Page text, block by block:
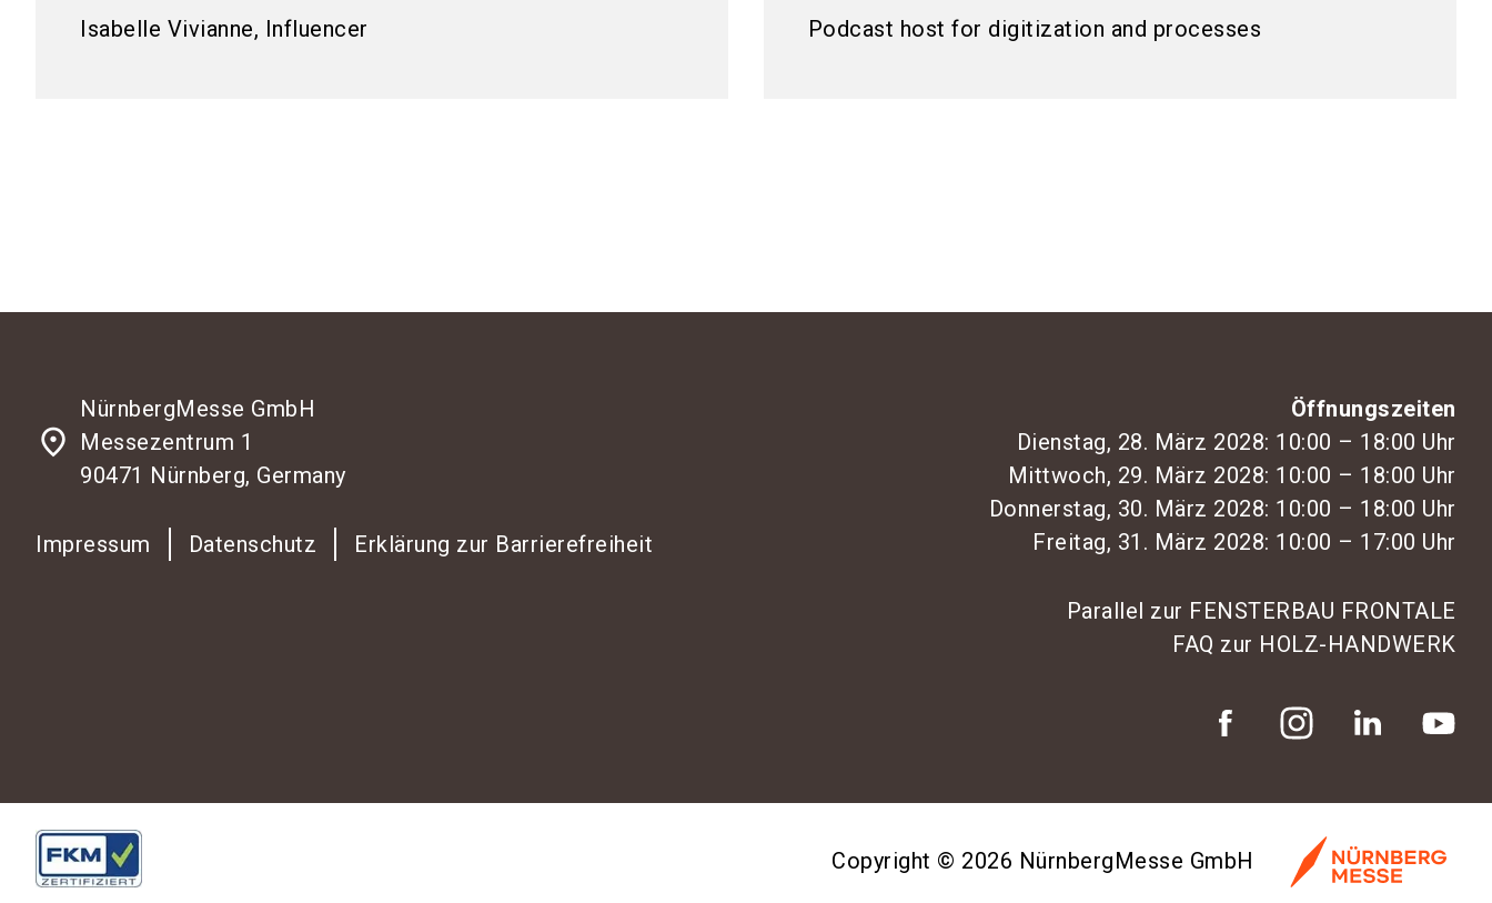
Isabelle Vivianne, Influencer Podcast host for digitization and processes
place
NürnbergMesse GmbH
Messezentrum 1
90471 Nürnberg, Germany
Impressum Datenschutz Erklärung zur Barrierefreiheit
Öffnungszeiten
Dienstag, 28. März 2028: 10:00 – 18:00 Uhr
Mittwoch, 29. März 2028: 10:00 – 18:00 Uhr
Donnerstag, 30. März 2028: 10:00 – 18:00 Uhr
Freitag, 31. März 2028: 10:00 – 17:00 Uhr
Parallel zur FENSTERBAU FRONTALE
FAQ zur HOLZ-HANDWERK
Copyright © 2026 NürnbergMesse GmbH